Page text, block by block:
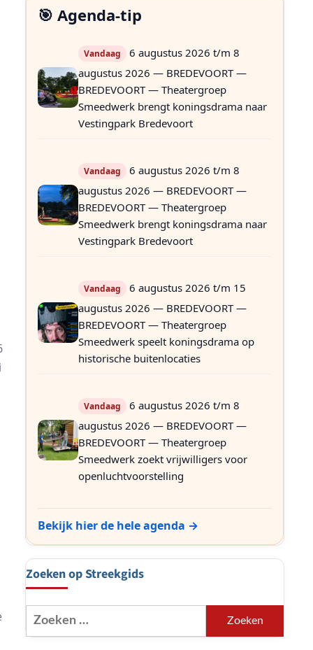
🎯 Agenda-tip
Vandaag
6 augustus 2026 t/m 8
augustus 2026 — BREDEVOORT —
BREDEVOORT — Theatergroep
Smeedwerk brengt koningsdrama naar
Vestingpark Bredevoort
Vandaag
6 augustus 2026 t/m 8
augustus 2026 — BREDEVOORT —
BREDEVOORT — Theatergroep
Smeedwerk brengt koningsdrama naar
Vestingpark Bredevoort
Vandaag
6 augustus 2026 t/m 15
augustus 2026 — BREDEVOORT —
BREDEVOORT — Theatergroep
Smeedwerk speelt koningsdrama op
historische buitenlocaties
Vandaag
6 augustus 2026 t/m 8
augustus 2026 — BREDEVOORT —
BREDEVOORT — Theatergroep
Smeedwerk zoekt vrijwilligers voor
openluchtvoorstelling
Bekijk hier de hele agenda →
Zoeken op Streekgids
Zoeken
naar: